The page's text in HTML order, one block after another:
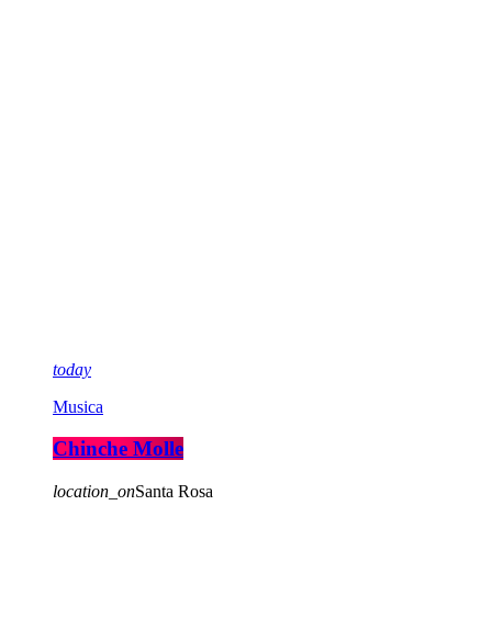
today
Musica
Chinche Molle
location_onSanta Rosa